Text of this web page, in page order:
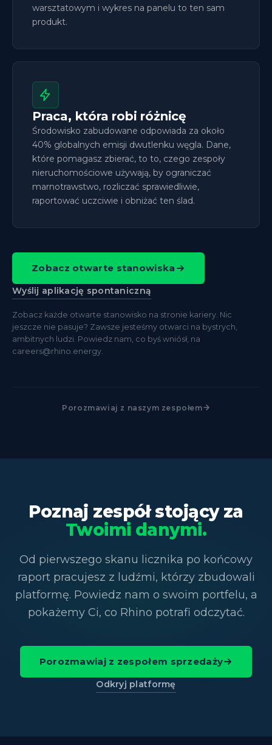
warsztatowym i wykres na panelu to ten sam
produkt.
Praca, która robi różnicę
Środowisko zabudowane odpowiada za około
40% globalnych emisji dwutlenku węgla. Dane,
które pomagasz zbierać, to to, czego zespoły
nieruchomościowe używają, by ograniczać
marnotrawstwo, rozliczać sprawiedliwie,
raportować uczciwie i obniżać ten ślad.
Zobacz otwarte stanowiska
Wyślij aplikację spontaniczną
Zobacz każde otwarte stanowisko na stronie kariery. Nic
jeszcze nie pasuje? Zawsze jesteśmy otwarci na bystrych,
ambitnych ludzi. Powiedz nam, co byś wniósł, na
careers@rhino.energy.
Porozmawiaj z naszym zespołem
Poznaj zespół stojący za
Twoimi danymi.
Od pierwszego skanu licznika po końcowy
raport pracujesz z ludźmi, którzy zbudowali
platformę. Powiedz nam o swoim portfelu, a
pokażemy Ci, co Rhino potrafi odczytać.
Porozmawiaj z zespołem sprzedaży
Odkryj platformę